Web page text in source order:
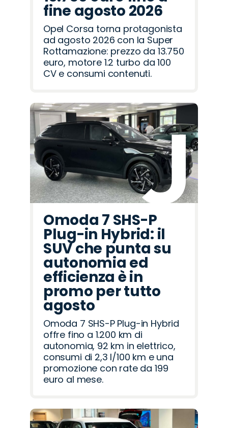
fine agosto 2026
Opel Corsa torna protagonista
ad agosto 2026 con la Super
Rottamazione: prezzo da 13.750
euro, motore 1.2 turbo da 100
CV e consumi contenuti.
Omoda 7 SHS-P
Plug-in Hybrid: il
SUV che punta su
autonomia ed
efficienza è in
promo per tutto
agosto
Omoda 7 SHS-P Plug-in Hybrid
offre fino a 1.200 km di
autonomia, 92 km in elettrico,
consumi di 2,3 l/100 km e una
promozione con rate da 199
euro al mese.